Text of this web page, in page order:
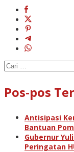
Cari
untuk:
Pos-pos
Antisipasi
Bantuan
Gubernur
Peringatan